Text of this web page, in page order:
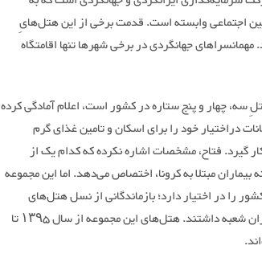
اجتماعی وابسته است. قدمت برخی از این هتل‌هایِ
جهانگردی در برخی شهرها تنها اقامتگاه
بنیاد مستضعفان نیز که مالک ۲۲ هتلِ سه، چهار و پنج ستاره در کشور است، اعلام آمادگی کرده
دراختیار خود را برای اسکان و تامین غذای گرم
کار گیرد. فتاح، مشخصات اشاره نکرده که کدام یک از
بیماران مبتلا به کرونا، اختصاص می‌دهد. اما این مجموعه
را در اختیار دارد؛ بازماندگانی از نسل هتل‌های
«هیلتون» و «هایت» که تا دهه پنجاه در ایران شعبه داشتند. هتل‌های این مجموعه از سال ۱۳۹۵ تا